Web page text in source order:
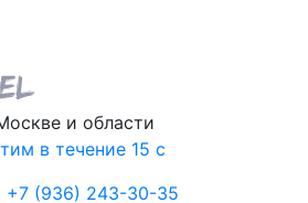
и области
в течение 15 с
+7 (936) 243-30-35